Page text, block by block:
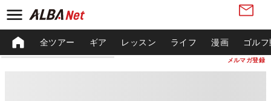
メルマガ登録
全ツアー ギア レッスン ライフ 漫画 ゴル